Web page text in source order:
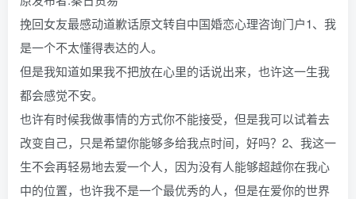
挽回女友最感动道歉话原文转自中国婚恋心理咨询门户1、我
是一个不太懂得表达的人。
但是我知道如果我不把放在心里的话说出来，也许这一生我
都会感觉不安。
也许有时候我做事情的方式你不能接受，但是我可以试着去
改变自己，只是希望你能够多给我点时间，好吗？2、我这一
生不会再轻易地去爱一个人，因为没有人能够超越你在我心
中的位置，也许我不是一个最优秀的人，但是在爱你的世界